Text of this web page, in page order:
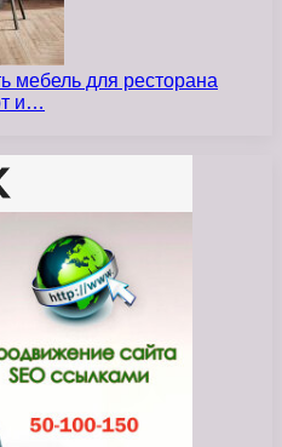
мебель для ресторана
и…